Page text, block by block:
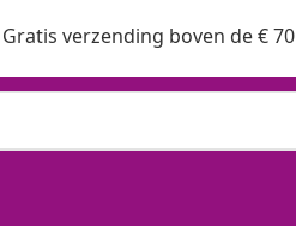
Gratis verzending boven de € 70